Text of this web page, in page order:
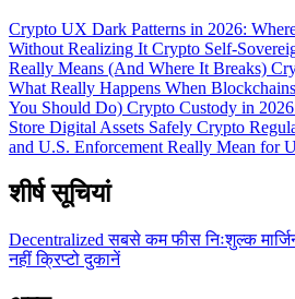
Crypto UX Dark Patterns in 2026:
Without Realizing It Crypto Self-
Really Means (And Where It Breaks)
What Really Happens When
You Should Do) Crypto Custody in
Store Digital Assets Safely Crypto
and U.S. Enforcement Really Mean for
शीर्ष सूचियां
Decentralizedसबसे कम फीसनिःशुल्क
नहींक्रिप्टो दुकानें